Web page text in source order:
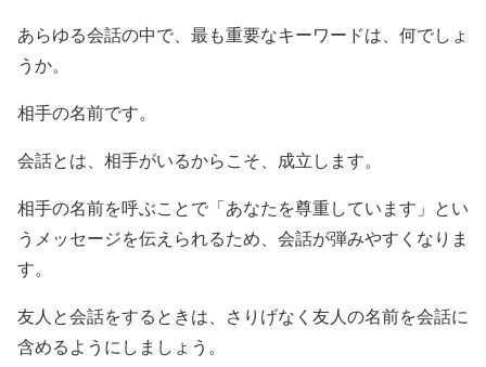
あらゆる会話の中で、最も重要なキーワードは、何でしょ
うか。
相手の名前です。
会話とは、相手がいるからこそ、成立します。
相手の名前を呼ぶことで「あなたを尊重しています」とい
うメッセージを伝えられるため、会話が弾みやすくなりま
す。
友人と会話をするときは、さりげなく友人の名前を会話に
含めるようにしましょう。